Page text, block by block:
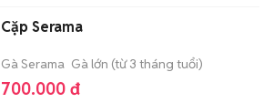
Cặp Serama
Gà Serama Gà lớn (từ 3 tháng tuổi)
700.000 đ